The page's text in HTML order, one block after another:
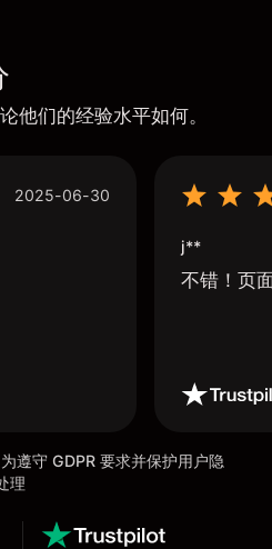
他们的经验水平如何。
2025-06-30
j**
不错！页
遵守 GDPR 要求并保护用户隐
理